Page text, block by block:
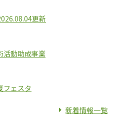
更新
活動助成事業
フェスタ
新着情報一覧